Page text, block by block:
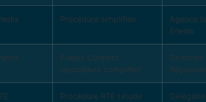
Procédure simplifiée
Agence
Enedis
Enedis Connect
(procédure complète)
Direction
Procédure RTE (étude